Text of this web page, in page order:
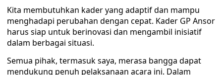
Kita membutuhkan kader yang adaptif dan mampu
menghadapi perubahan dengan cepat. Kader GP Ansor
harus siap untuk berinovasi dan mengambil inisiatif
dalam berbagai situasi.
Semua pihak, termasuk saya, merasa bangga dapat
mendukung penuh pelaksanaan acara ini. Dalam